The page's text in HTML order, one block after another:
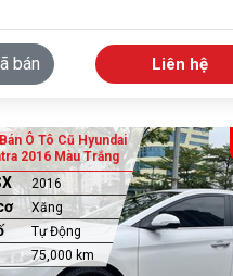
bán Liên hệ
Ô Tô Cũ Hyundai
2016 Màu Trắng
2016
Xăng
Tự Động
75,000 km